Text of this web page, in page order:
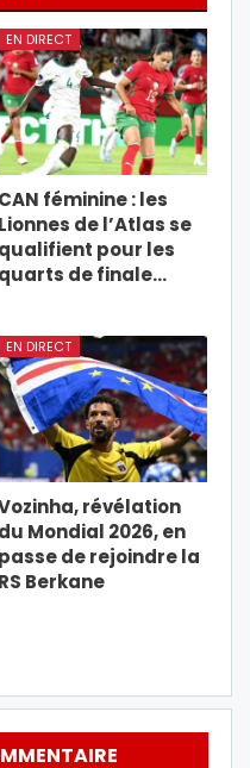
EN DIRECT
CAN féminine : les
Lionnes de l’Atlas se
qualifient pour les
quarts de finale…
EN DIRECT
révélation
du Mondial 2026, en
passe de rejoindre la
RS Berkane